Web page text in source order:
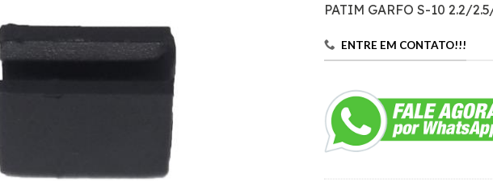
PATIM GARFO S-10 2.2/
ENTRE EM CONTATO!!!